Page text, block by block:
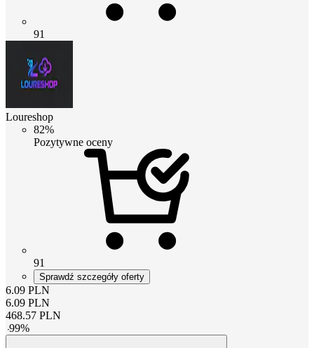
91
Loureshop
82%
Pozytywne oceny
91
Sprawdź szczegóły oferty
6.09 PLN
6.09 PLN
468.57 PLN
-99%